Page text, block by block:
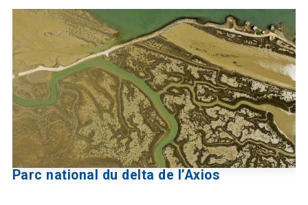
Parc national du delta de l’Axios